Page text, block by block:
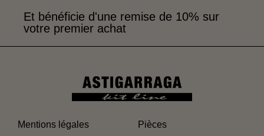
Et bénéficie d'une remise de 10% sur
votre premier achat
Mentions légales
Pièces